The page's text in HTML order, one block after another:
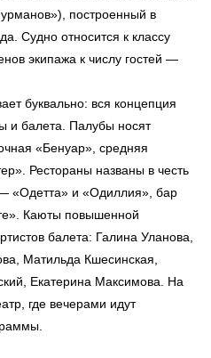
построенный в
Судно относится к классу
экипажа к числу гостей —
буквально: вся концепция
и балета. Палубы носят
«Бенуар», средняя
Рестораны названы в честь
— «Одетта» и «Одиллия», бар
Каюты повышенной
балета: Галина Уланова,
Матильда Кшесинская,
Екатерина Максимова. На
где вечерами идут